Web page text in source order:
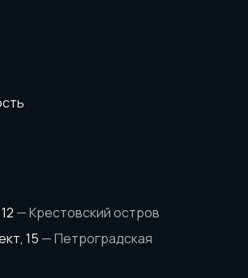
—Крестовский остров
15 —Петроградская